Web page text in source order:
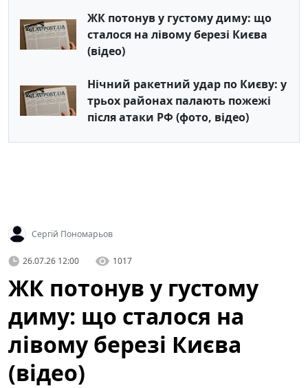
ЖК потонув у густому диму: що
сталося на лівому березі Києва
(відео)
Нічний ракетний удар по Києву: у
трьох районах палають пожежі
після атаки РФ (фото, відео)
Сергій Пономарьов
26.07.26 12:00 1017
ЖК потонув у густому
диму: що сталося на
лівому березі Києва
(відео)